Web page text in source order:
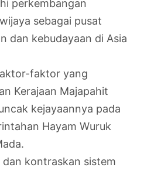
perkembangan
sebagai pusat
dan kebudayaan di Asia
faktor yang
Kerajaan Majapahit
kejayaannya pada
Hayam Wuruk
dan kontraskan sistem